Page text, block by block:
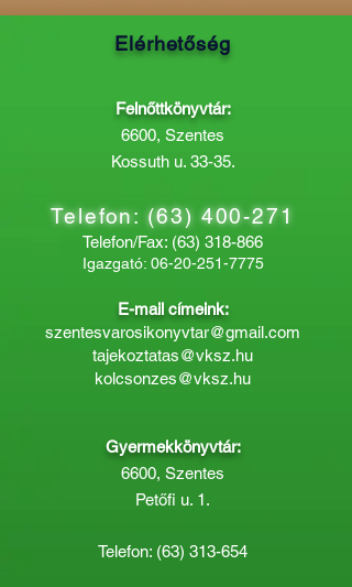
Elérhetőség
Felnőttkönyvtár:
6600, Szentes
Kossuth u. 33-35.
Telefon:(63) 400-271
Telefon/Fax: (63) 318-866
Igazgató: 06-20-251-7775
E-mail címeink:
szentesvarosikonyvtar@gmail.com
tajekoztatas@vksz.hu
kolcsonzes@vksz.hu
Gyermekkönyvtár:
6600, Szentes
Petőfi u. 1.
Telefon: (63) 313-654